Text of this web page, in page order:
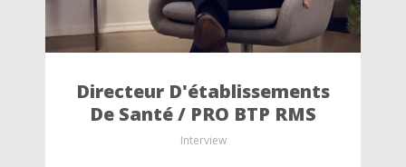
Directeur D'établissements
De Santé / PRO BTP RMS
Interview